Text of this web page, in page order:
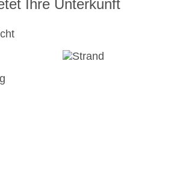
Ihre Unterkunft